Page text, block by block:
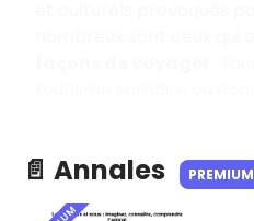
📄 Annales PREMIUM